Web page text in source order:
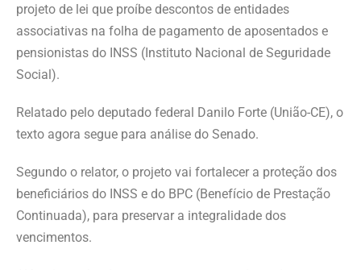
projeto de lei que proíbe descontos de entidades
associativas na folha de pagamento de aposentados e
pensionistas do INSS (Instituto Nacional de Seguridade
Social).
Relatado pelo deputado federal Danilo Forte (União-CE), o
texto agora segue para análise do Senado.
Segundo o relator, o projeto vai fortalecer a proteção dos
beneficiários do INSS e do BPC (Benefício de Prestação
Continuada), para preservar a integralidade dos
vencimentos.